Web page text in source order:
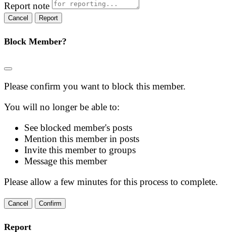
Report note
Report
Block Member?
Please confirm you want to block this member.
You will no longer be able to:
See blocked member's posts
Mention this member in posts
Invite this member to groups
Message this member
Please allow a few minutes for this process to complete.
Confirm
Report